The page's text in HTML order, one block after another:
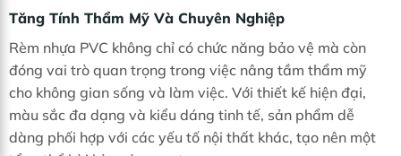
Tăng Tính Thẩm Mỹ Và Chuyên Nghiệp
Rèm nhựa PVC không chỉ có chức năng bảo vệ mà còn
đóng vai trò quan trọng trong việc nâng tầm thẩm mỹ
cho không gian sống và làm việc. Với thiết kế hiện đại,
màu sắc đa dạng và kiểu dáng tinh tế, sản phẩm dễ
dàng phối hợp với các yếu tố nội thất khác, tạo nên một